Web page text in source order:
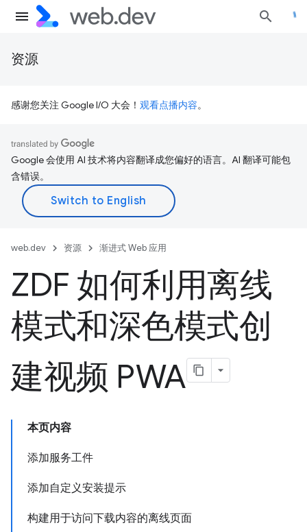
资源
感谢您关注 Google I/O 大会！ 观看点播内容。
Google 会使用 AI 技术将内容翻译成您偏好的语言。AI 翻译可能包
含错误。
web.dev 资源 渐进式 Web 应用
ZDF 如何利用离线
模式和深色模式创
建视频 PWA
本页内容
添加服务工件
添加自定义安装提示
构建用于访问下载内容的离线页面